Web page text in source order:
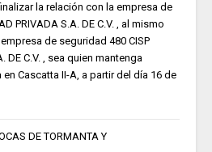
la relación con la empresa de
PRIVADA S.A. DE C.V. , al mismo
de seguridad 480 CISP
DE C.V. , sea quien mantenga
Cascatta II-A, a partir del día 16 de
DE TORMANTA Y